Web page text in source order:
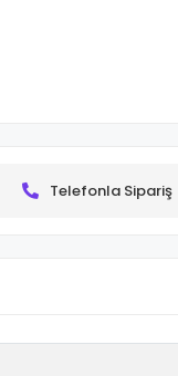
Telefonla Sipariş